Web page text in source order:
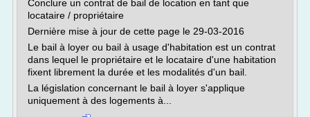
Conclure un contrat de bail de location en tant que
locataire / propriétaire
Dernière mise à jour de cette page le 29-03-2016
Le bail à loyer ou bail à usage d'habitation est un contrat
dans lequel le propriétaire et le locataire d'une habitation
fixent librement la durée et les modalités d'un bail.
La législation concernant le bail à loyer s'applique
uniquement à des logements à...